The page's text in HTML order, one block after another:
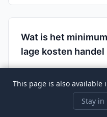
Wat is het
lage kosten handel
lage kosten brokers
(Interactive Brokers).
variëren van
This page is also available
Stay